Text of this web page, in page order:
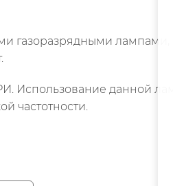
газоразрядными лампами,
Использование данной
частотности.